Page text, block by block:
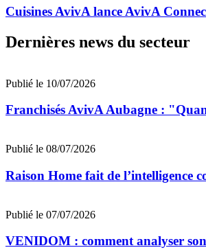
Cuisines AvivA lance AvivA
Dernières news du secteur
Publié le 10/07/2026
Franchisés AvivA Aubagne :
Publié le 08/07/2026
Raison Home fait de l’intelligence
Publié le 07/07/2026
VENIDOM : comment analyser